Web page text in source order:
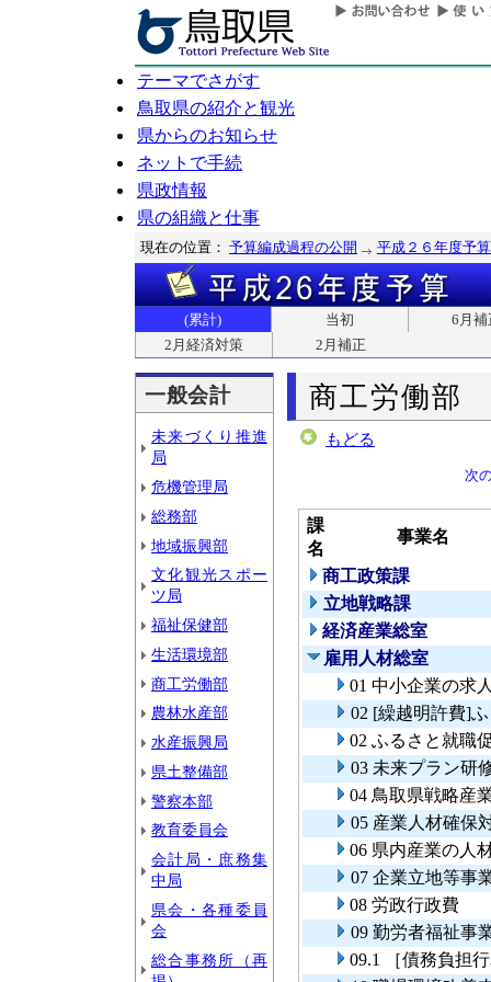
テーマでさがす
鳥取県の紹介と観光
県からのお知らせ
ネットで手続
県政情報
県の組織と仕事
現在の位置： 予算編成過程の公開 平成２６年度予算
(累計) 当初
6月補
2月経済対策
2月補正
一般会計
未来づくり推進
局
危機管理局
総務部
地域振興部
文化観光スポー
ツ局
福祉保健部
生活環境部
商工労働部
農林水産部
水産振興局
県土整備部
警察本部
教育委員会
会計局・庶務集
中局
県会・各種委員
会
総合事務所（再
商工労働部
もどる
次
課
名
事業名
商工政策課
立地戦略課
経済産業総室
雇用人材総室
01 中小企業の求
02 [繰越明許費]
02 ふるさと就職
03 未来プラン研
04 鳥取県戦略産
05 産業人材確保
06 県内産業の人
07 企業立地等事
08 労政行政費
09 勤労者福祉事
09.1 ［債務負担